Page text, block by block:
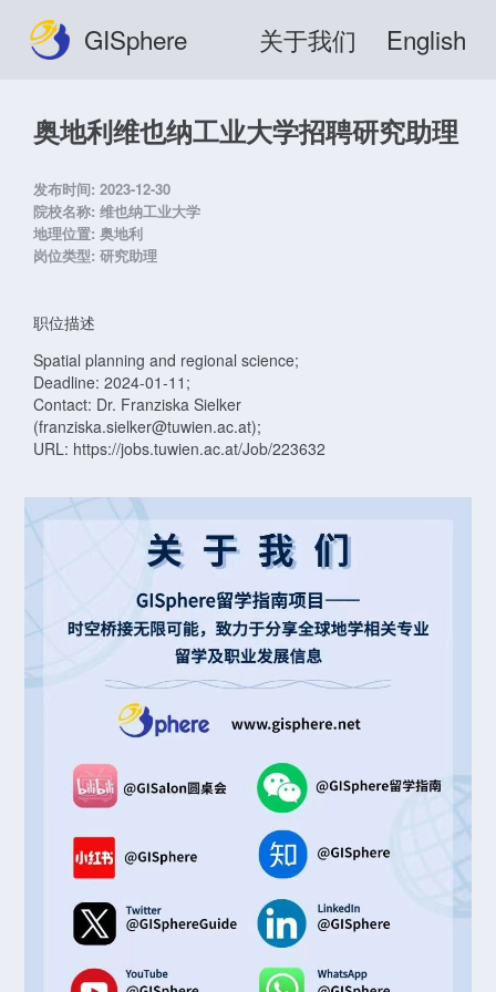
GISphere 关于我们 English
奥地利维也纳工业大学招聘研究助理
发布时间: 2023-12-30
院校名称: 维也纳工业大学
地理位置: 奥地利
岗位类型: 研究助理
职位描述
Spatial planning and regional science;
Deadline: 2024-01-11;
Contact: Dr. Franziska Sielker
(franziska.sielker@tuwien.ac.at);
URL: https://jobs.tuwien.ac.at/Job/223632